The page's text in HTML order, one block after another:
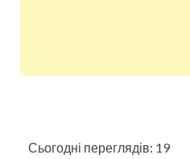
Сьогодні переглядів: 19